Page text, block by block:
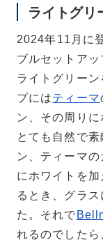
ライトグリ
2024年11月に
ブルセットア
ライトグリー
プにはティーマ
ン、その周り
とても自然で
ン、ティーマ
にホワイトを
るとき、グラ
た。それで
れるのでした